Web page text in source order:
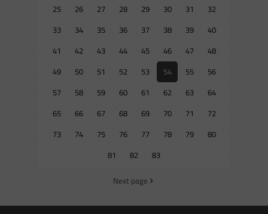
25
26 27 28 29 30 31
32
33
34 35 36 37 38 39
40
41
42 43 44 45 46 47
48
49
50 51 52 53 54 55
56
57
58 59 60 61 62 63
64
65
66 67 68 69 70 71
72
73
74 75 76 77 78 79
80
81
82 83
Next page